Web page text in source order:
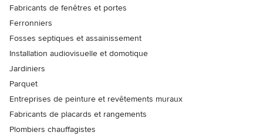
Fabricants de fenêtres et portes
Ferronniers
Fosses septiques et assainissement
Installation audiovisuelle et domotique
Jardiniers
Parquet
Entreprises de peinture et revêtements muraux
Fabricants de placards et rangements
Plombiers chauffagistes